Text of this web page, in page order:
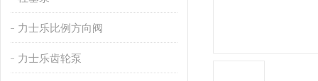
力士乐比例方向阀
力士乐齿轮泵